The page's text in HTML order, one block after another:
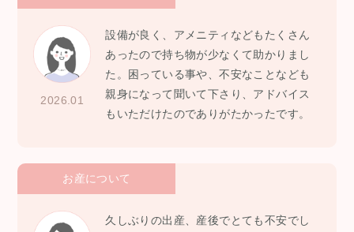
2026.01
設備が良く、アメニティなどもたくさん
あったので持ち物が少なくて助かりまし
た。困っている事や、不安なことなども
親身になって聞いて下さり、アドバイス
もいただけたのでありがたかったです。
お産について
久しぶりの出産、産後でとても不安でし